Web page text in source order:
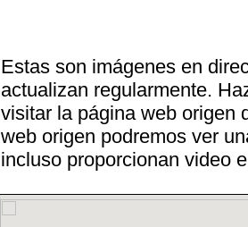
Estas son imágenes en
actualizan regularmente.
visitar la página web origen
web origen podremos ver
incluso proporcionan video